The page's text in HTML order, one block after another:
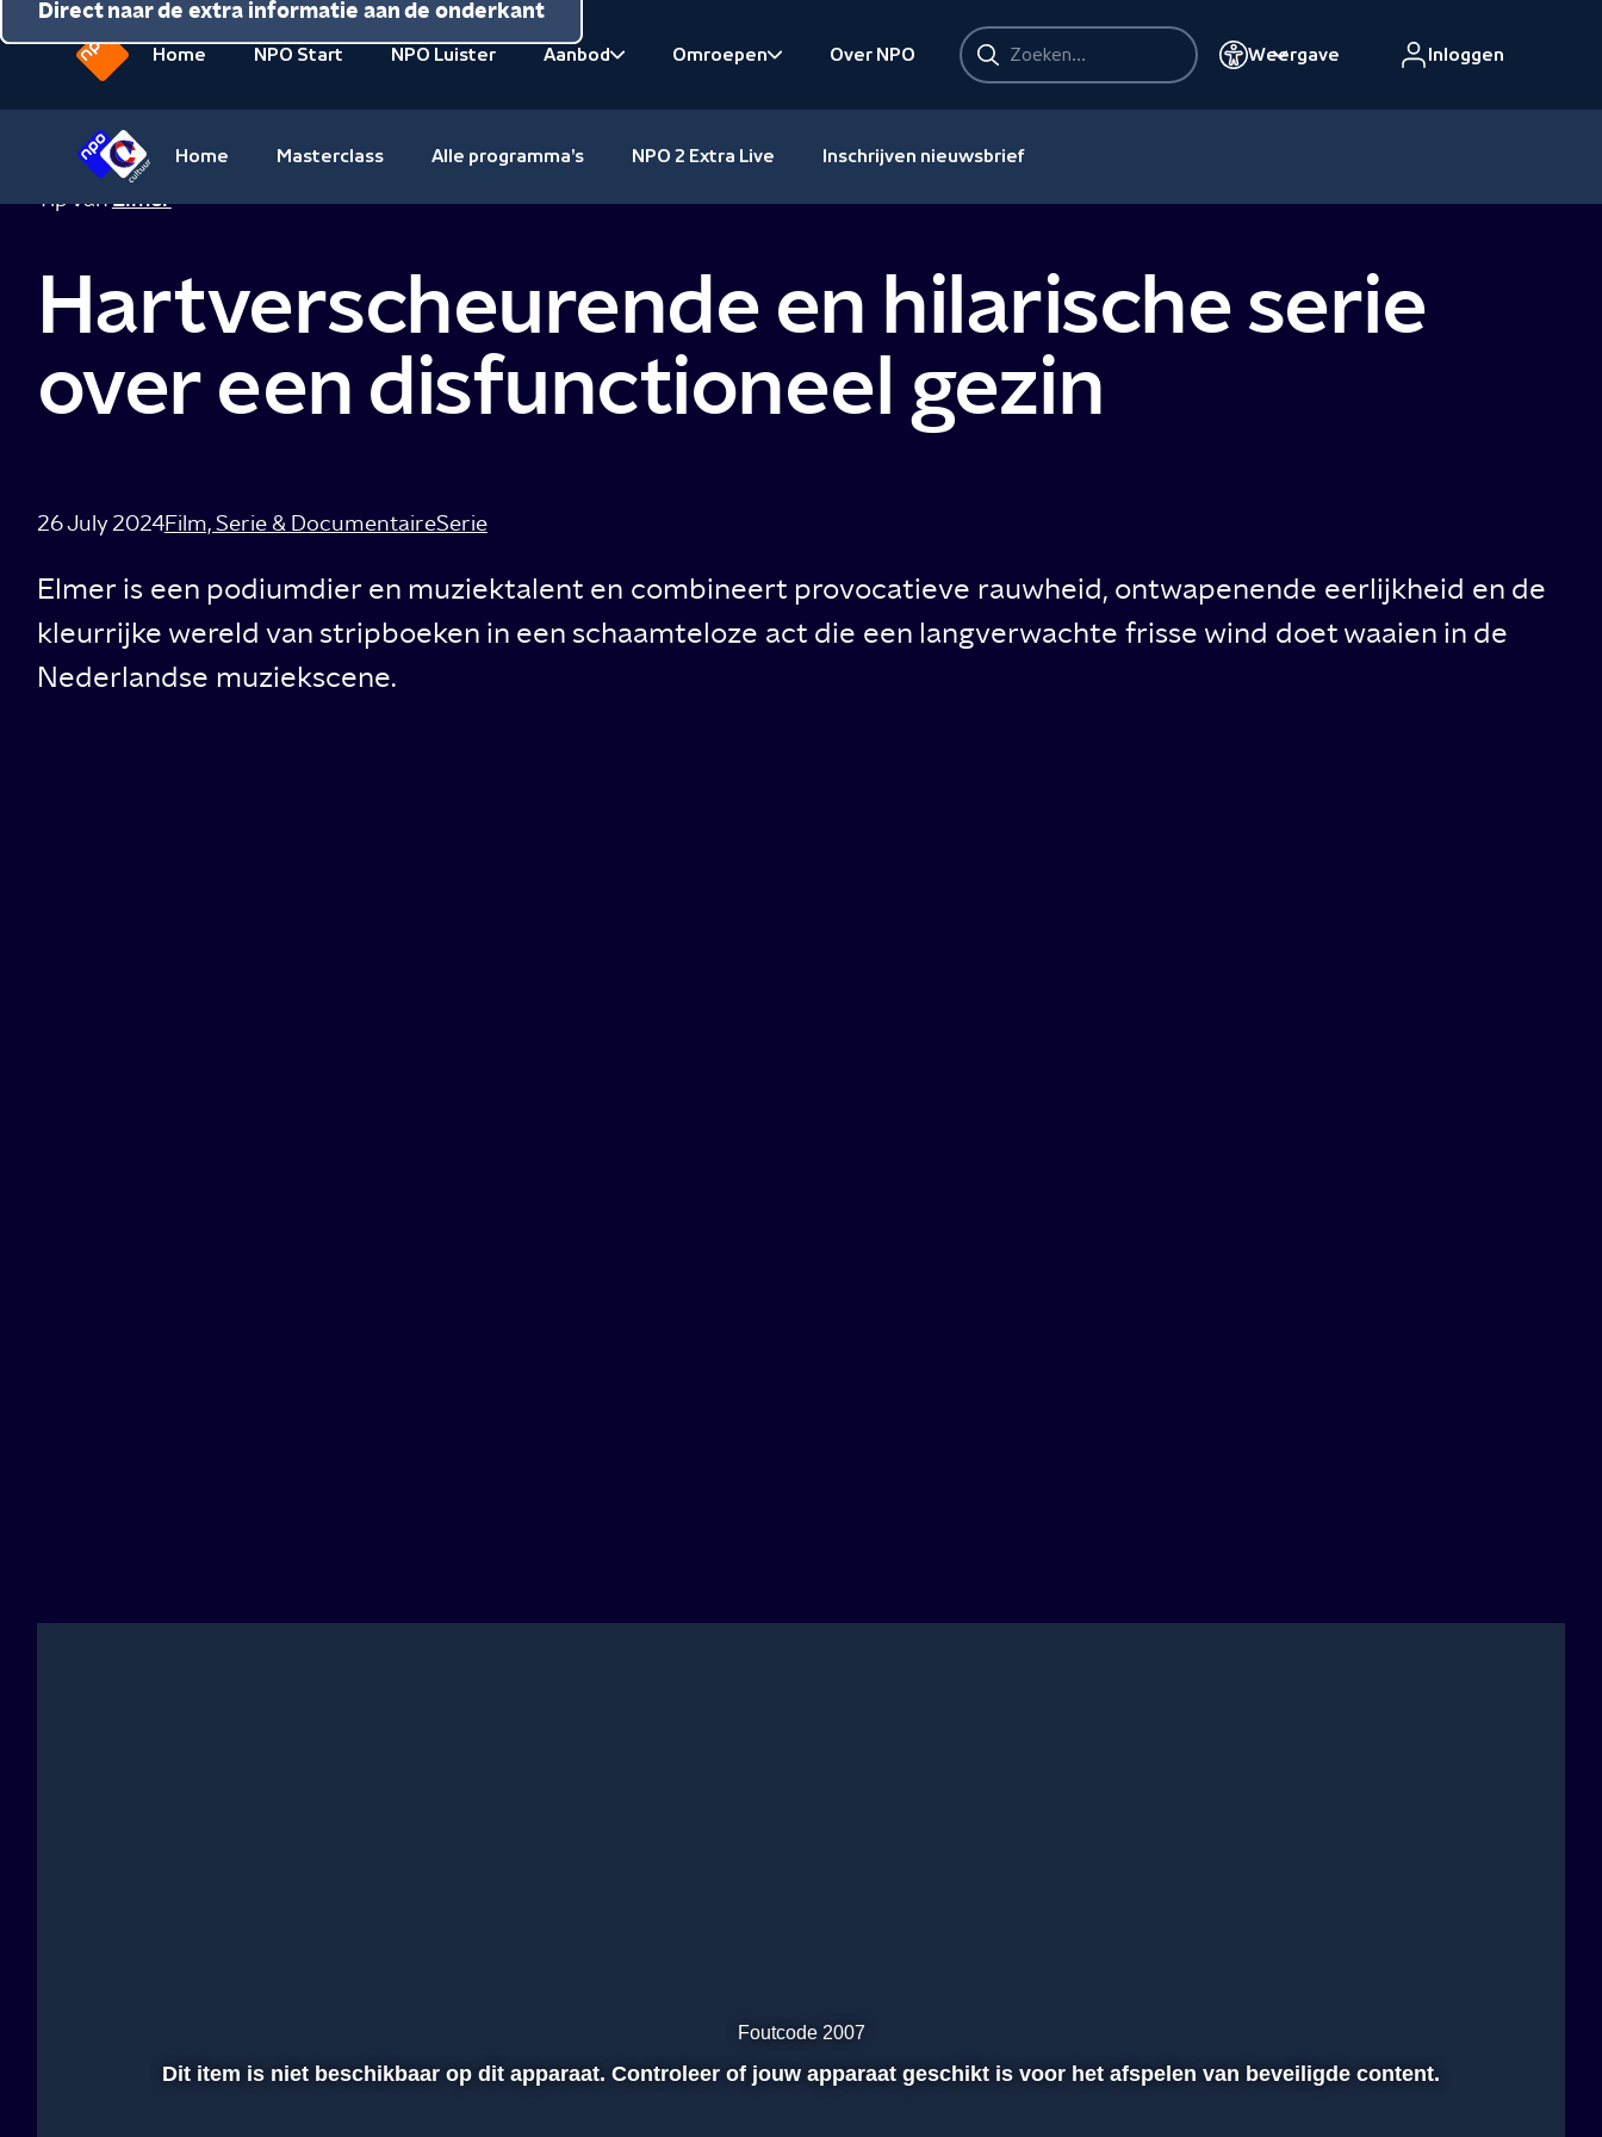
Direct naar de inhoud
Direct naar de hoofdnavigatie
Direct naar de extra informatie aan de onderkant
beginpagina
van
Home NPO Start NPO Luister
Aanbod
Omroepen
Over NPO
Zoeken
Zoeken
Weergave Inloggen
van
NPO
Cultuur
Home Masterclass Alle programma's NPO 2 Extra Live Inschrijven nieuwsbrief
Tip vanElmer
Hartverscheurende en hilarische serie
over een disfunctioneel gezin
26 July 2024Film, Serie & DocumentaireSerie
Elmer is een podiumdier en muziektalent en combineert provocatieve rauwheid, ontwapenende eerlijkheid en de
kleurrijke wereld van stripboeken in een schaamteloze act die een langverwachte frisse wind doet waaien in de
Nederlandse muziekscene.
Foutcode 2007
Dit item is niet beschikbaar op dit apparaat. Controleer of jouw apparaat geschikt is voor het afspelen van beveiligde content.